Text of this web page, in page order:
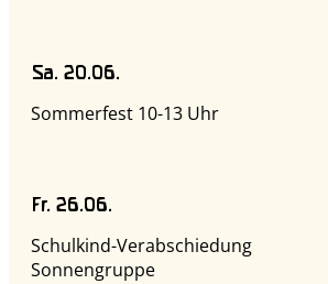
Sa. 20.06.
Sommerfest 10-13 Uhr
Fr. 26.06.
Schulkind-Verabschiedung
Sonnengruppe